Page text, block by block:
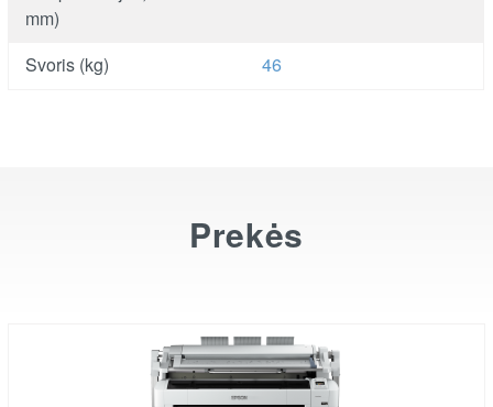
mm)
Svoris (kg) 46
Prekės